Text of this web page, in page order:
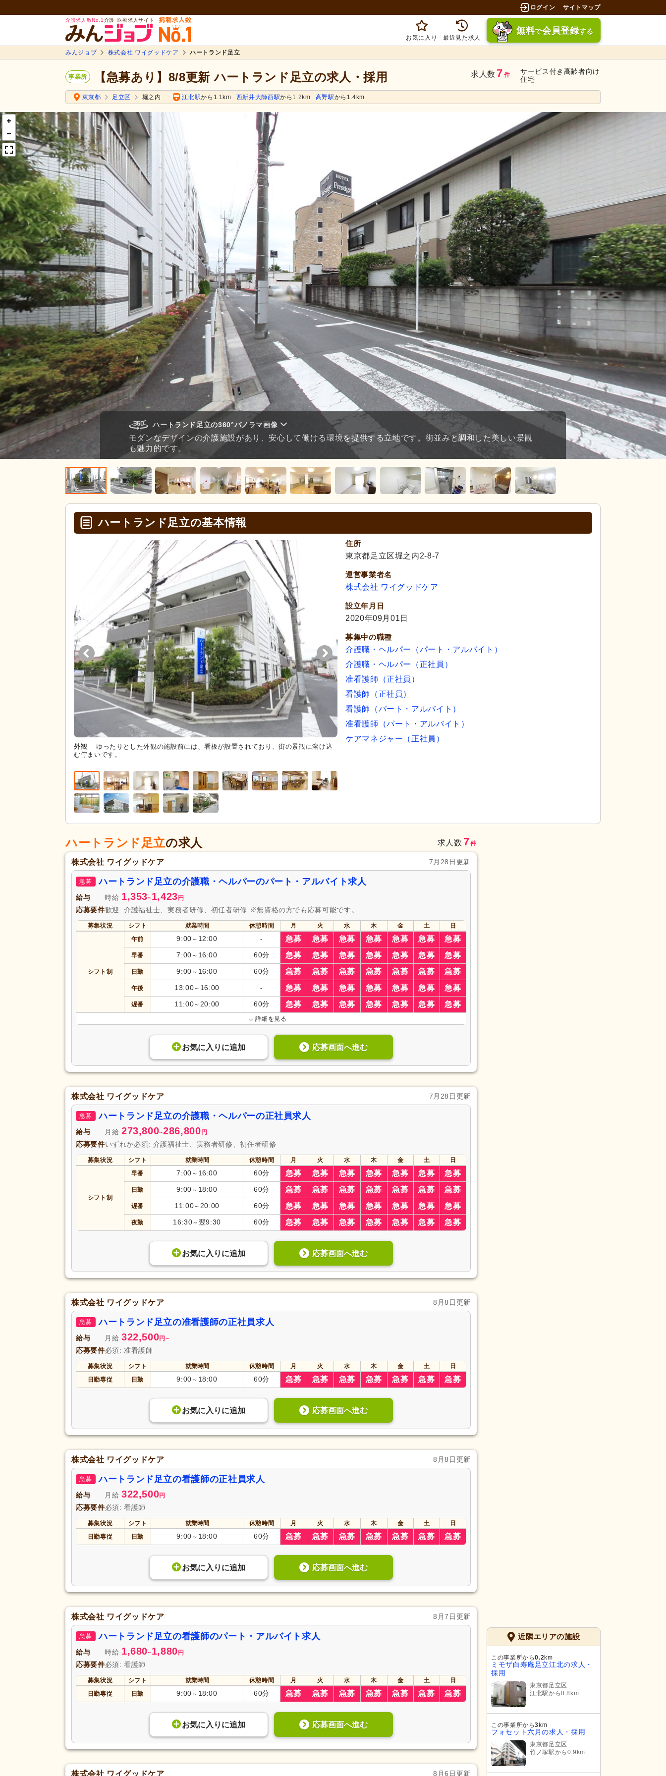
ログイン サイトマップ
介護求人数No.1 介護･医療求人サイト
お気に入り 最近見た求人
無料で会員登録する
みんジョブ 株式会社 ワイグッドケア ハートランド足立
事業所 【急募あり】8/8更新 ハートランド足立の求人・採用 求人数 7 件
サービス付き高齢者向け
住宅
東京都 足立区 堀之内 江北駅から1.1km 西新井大師西駅から1.2km 高野駅から1.4km
ハートランド足立の360°パノラマ画像
モダンなデザインの介護施設があり、安心して働ける環境を提供する立地です。街並みと調和した美しい景観
も魅力的です。
ハートランド足立の基本情報
外観
ゆったりとした外観の施設前には、看板が設置されており、街の景観に溶け込
む佇まいです。
住所
東京都足立区堀之内2-8-7
運営事業者名
株式会社 ワイグッドケア
設立年月日
2020年09月01日
募集中の職種
介護職・ヘルパー（パート・アルバイト）
介護職・ヘルパー（正社員）
准看護師（正社員）
看護師（正社員）
看護師（パート・アルバイト）
准看護師（パート・アルバイト）
ケアマネジャー（正社員）
ハートランド足立の求人 求人数 7件
株式会社 ワイグッドケア 7月28日更新
急募 ハートランド足立の介護職・ヘルパーのパート・アルバイト求人
給与 時給 1,353~1,423 円
応募要件歓迎: 介護福祉士、実務者研修、初任者研修 ※無資格の方でも応募可能です。
募集状況 シフト 就業時間 休憩時間 月 火 水 木 金 土 日
シフト制
午前 9:00 ～ 12:00 - 急募 急募 急募 急募 急募 急募 急募
早番 7:00 ～ 16:00 60分 急募 急募 急募 急募 急募 急募 急募
日勤 9:00 ～ 16:00 60分 急募 急募 急募 急募 急募 急募 急募
午後 13:00～ 16:00 - 急募 急募 急募 急募 急募 急募 急募
遅番 11:00～ 20:00 60分 急募 急募 急募 急募 急募 急募 急募
詳細を見る
お気に入り に追加 応募画面へ進む
株式会社 ワイグッドケア 7月28日更新
急募 ハートランド足立の介護職・ヘルパーの正社員求人
給与 月給 273,800~286,800 円
応募要件いずれか必須: 介護福祉士、実務者研修、初任者研修
募集状況 シフト 就業時間 休憩時間 月 火 水 木 金 土 日
シフト制
早番 7:00 ～ 16:00 60分 急募 急募 急募 急募 急募 急募 急募
日勤 9:00 ～ 18:00 60分 急募 急募 急募 急募 急募 急募 急募
遅番 11:00～ 20:00 60分 急募 急募 急募 急募 急募 急募 急募
夜勤 16:30～ 翌9:30 60分 急募 急募 急募 急募 急募 急募 急募
お気に入り に追加 応募画面へ進む
株式会社 ワイグッドケア 8月8日更新
急募 ハートランド足立の准看護師の正社員求人
給与 月給 322,500円~
応募要件必須: 准看護師
募集状況 シフト 就業時間 休憩時間 月 火 水 木 金 土
日
日勤専従
日勤 9:00 ～ 18:00 60分 急募 急募 急募 急募 急募 急募 急募
お気に入り に追加 応募画面へ進む
株式会社 ワイグッドケア 8月8日更新
急募 ハートランド足立の看護師の正社員求人
給与 月給 322,500円
応募要件必須: 看護師
募集状況 シフト 就業時間 休憩時間 月 火 水 木 金 土
日
日勤専従
日勤 9:00 ～ 18:00 60分 急募 急募 急募 急募 急募 急募 急募
お気に入り に追加 応募画面へ進む
株式会社 ワイグッドケア 8月7日更新
急募 ハートランド足立の看護師のパート・アルバイト求人
給与 時給 1,680~1,880 円
応募要件必須: 看護師
募集状況 シフト 就業時間 休憩時間 月 火 水 木 金 土
日
日勤専従
日勤 9:00 ～ 18:00 60分 急募 急募 急募 急募 急募 急募 急募
お気に入り に追加 応募画面へ進む
株式会社 ワイグッドケア 8月6日更新
近隣エリアの施設
この事業所から0.2km
ミモザ白寿庵足立江北の求人・
採用
東京都足立区
江北駅から0.8km
この事業所から3 km
フォセット六月の求人・採用
東京都足立区
竹ノ塚駅から0.9km